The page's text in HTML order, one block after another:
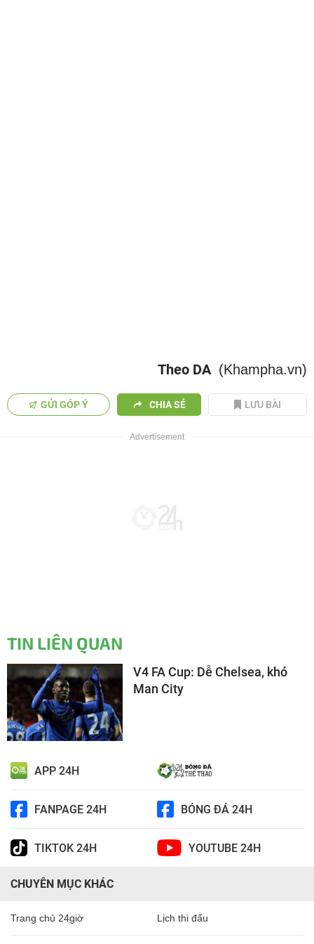
Theo DA (Khampha.vn)
GỬI GÓP Ý CHIA SẺ LƯU BÀI
TIN LIÊN QUAN
V4 FA Cup: Dễ Chelsea, khó
Man City
APP 24H
FANPAGE 24H BÓNG ĐÁ 24H
TIKTOK 24H YOUTUBE 24H
CHUYÊN MỤC KHÁC
Trang chủ 24giờ Lịch thi đấu